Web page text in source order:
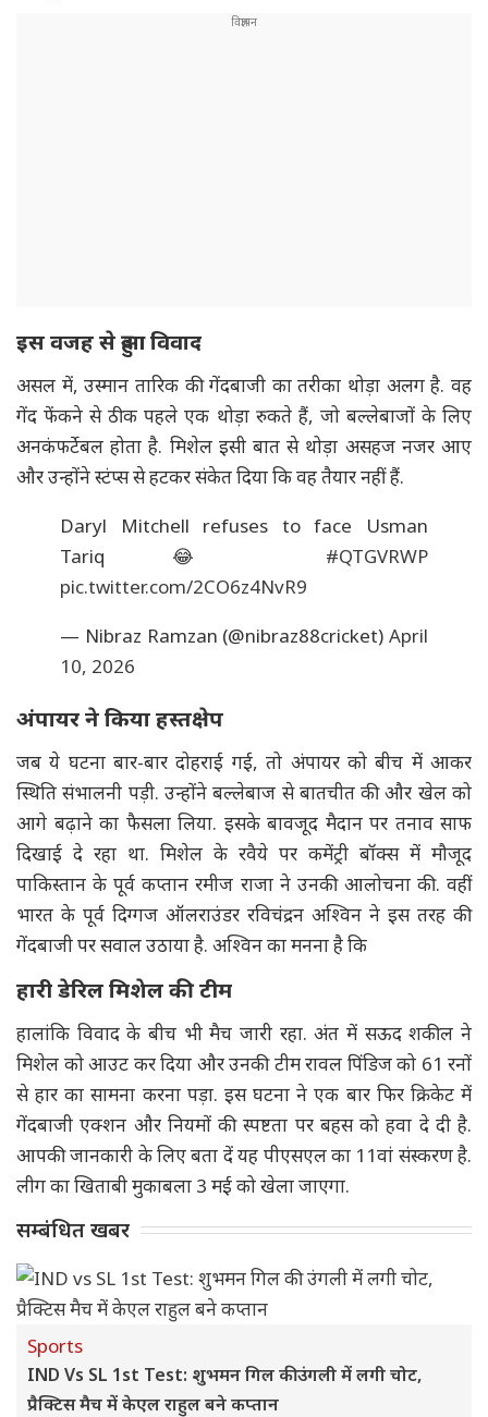
इस वजह से हुआ विवाद
असल में, उस्मान तारिक की गेंदबाजी का तरीका थोड़ा अलग है. वह
गेंद फेंकने से ठीक पहले एक थोड़ा रुकते हैं, जो बल्लेबाजों के लिए
अनकंफर्टेबल होता है. मिशेल इसी बात से थोड़ा असहज नजर आए
और उन्होंने स्टंप्स से हटकर संकेत दिया कि वह तैयार नहीं हैं.
Daryl Mitchell refuses to face Usman
Tariq 😂 #QTGVRWP
pic.twitter.com/2CO6z4NvR9
— Nibraz Ramzan (@nibraz88cricket) April
10, 2026
अंपायर ने किया हस्तक्षेप
जब ये घटना बार-बार दोहराई गई, तो अंपायर को बीच में आकर
स्थिति संभालनी पड़ी. उन्होंने बल्लेबाज से बातचीत की और खेल को
आगे बढ़ाने का फैसला लिया. इसके बावजूद मैदान पर तनाव साफ
दिखाई दे रहा था. मिशेल के रवैये पर कमेंट्री बॉक्स में मौजूद
पाकिस्तान के पूर्व कप्तान रमीज राजा ने उनकी आलोचना की. वहीं
भारत के पूर्व दिग्गज ऑलराउंडर रविचंद्रन अश्विन ने इस तरह की
गेंदबाजी पर सवाल उठाया है. अश्विन का मनना है कि
हारी डेरिल मिशेल की टीम
हालांकि विवाद के बीच भी मैच जारी रहा. अंत में सऊद शकील ने
मिशेल को आउट कर दिया और उनकी टीम रावल पिंडिज को 61 रनों
से हार का सामना करना पड़ा. इस घटना ने एक बार फिर क्रिकेट में
गेंदबाजी एक्शन और नियमों की स्पष्टता पर बहस को हवा दे दी है.
आपकी जानकारी के लिए बता दें यह पीएसएल का 11वां संस्करण है.
लीग का खिताबी मुकाबला 3 मई को खेला जाएगा.
सम्बंधित खबर
Sports
IND Vs SL 1st Test: शुभमन गिल की उंगली में लगी चोट,
प्रैक्टिस मैच में केएल राहुल बने कप्तान